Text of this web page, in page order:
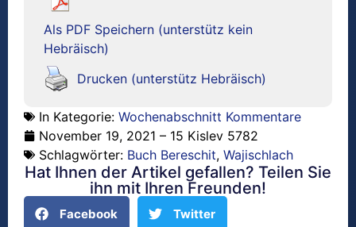
Als PDF Speichern (unterstütz kein
Hebräisch)
Drucken (unterstütz Hebräisch)
In Kategorie: Wochenabschnitt Kommentare
November 19, 2021 – 15 Kislev 5782
Schlagwörter: Buch Bereschit, Wajischlach
Hat Ihnen der Artikel gefallen? Teilen Sie
ihn mit Ihren Freunden!
Facebook Twitter